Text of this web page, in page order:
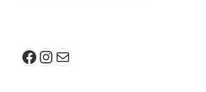
Facebook
Instagram
Mail